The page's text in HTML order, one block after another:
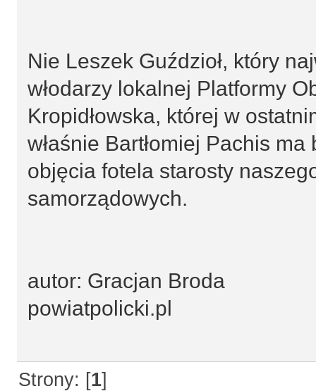
Nie Leszek Guździoł, który
włodarzy lokalnej Platformy
Kropidłowska, której w
właśnie Bartłomiej Pachis
objęcia fotela starosty
samorządowych.
autor: Gracjan Broda
powiatpolicki.pl
Strony: [1]